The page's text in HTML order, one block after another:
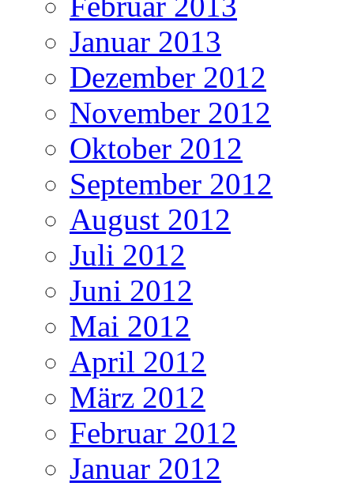
Januar 2013
Dezember 2012
November 2012
Oktober 2012
September 2012
August 2012
Juli 2012
Juni 2012
Mai 2012
April 2012
März 2012
Februar 2012
Januar 2012